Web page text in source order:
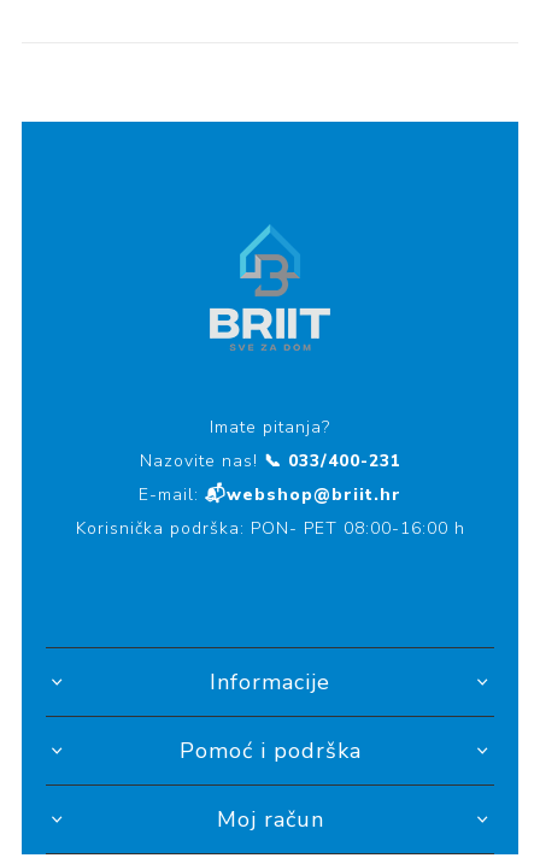
Imate pitanja?
Nazovite nas! 📞 033/400-231
E-mail: 📬webshop@briit.hr
Korisnička podrška: PON- PET 08:00-16:00 h
Informacije
Pomoć i podrška
Moj račun